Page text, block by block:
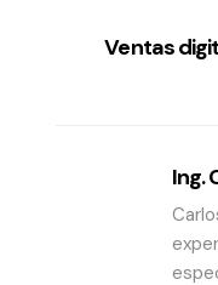
Ventas
Ing.